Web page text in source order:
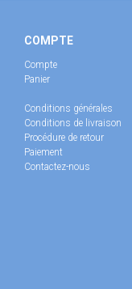
COMPTE
Compte
Panier
Conditions générales
Conditions de livraison
Procédure de retour
Paiement
Contactez-nous